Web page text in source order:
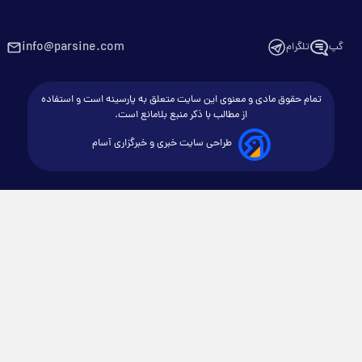
گپ تلگرام info@parsine.com
تمام حقوق مادی و معنوی این سایت متعلق به پارسینه است و استفاده
از مطالب با ذکر منبع بلامانع است.
طراحی سایت خبری و خبرگزاری آسام